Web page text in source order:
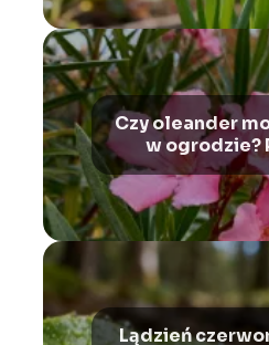
Czy oleander
w ogrodzie?
Lądzień